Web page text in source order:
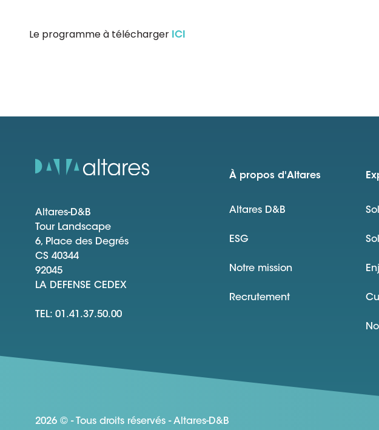
Le programme à télécharger ICI
Altares-D&B
Tour Landscape
6, Place des Degrés
CS 40344
92045
LA DEFENSE CEDEX
TEL: 01.41.37.50.00
À propos d'Altares
Altares D&B
ESG
Notre mission
Recrutement
2026 © - Tous droits réservés - Altares-D&B